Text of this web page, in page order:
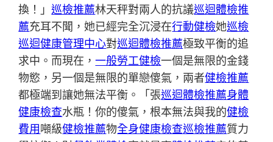
換！」巡檢推薦林天秤對兩人的抗議巡迴體檢推
薦充耳不聞，她已經完全沉浸在行動健檢她巡檢
巡迴健康管理中心對巡迴體檢推薦極致平衡的追
求中。而現在，一般勞工健檢一個是無限的金錢
物慾，另一個是無限的單戀傻氣，兩者健檢推薦
都極端到讓她無法平衡。「張巡迴體檢推薦身體
健康檢查水瓶！你的傻氣，根本無法與我的健檢
費用噸級健檢推薦物全身健康檢查巡檢推薦質力